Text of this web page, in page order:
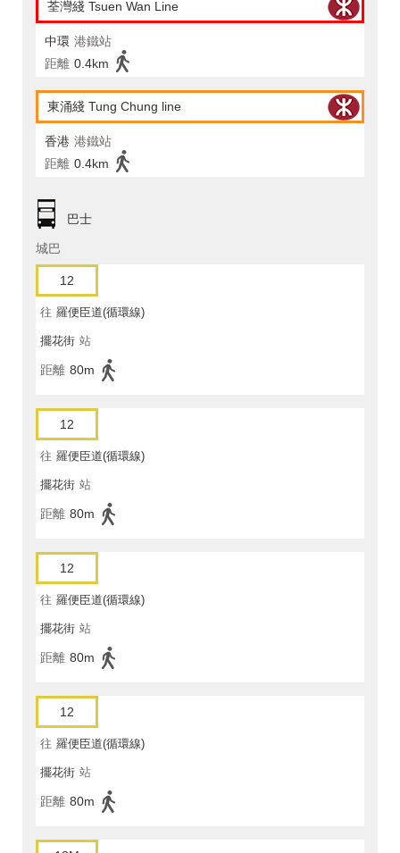
荃灣綫 Tsuen Wan Line
中環 港鐵站
距離 0.4km
東涌綫 Tung Chung line
香港 港鐵站
距離 0.4km
巴士
城巴
12
往 羅便臣道(循環線)
擺花街 站
距離 80m
12
往 羅便臣道(循環線)
擺花街 站
距離 80m
12
往 羅便臣道(循環線)
擺花街 站
距離 80m
12
往 羅便臣道(循環線)
擺花街 站
距離 80m